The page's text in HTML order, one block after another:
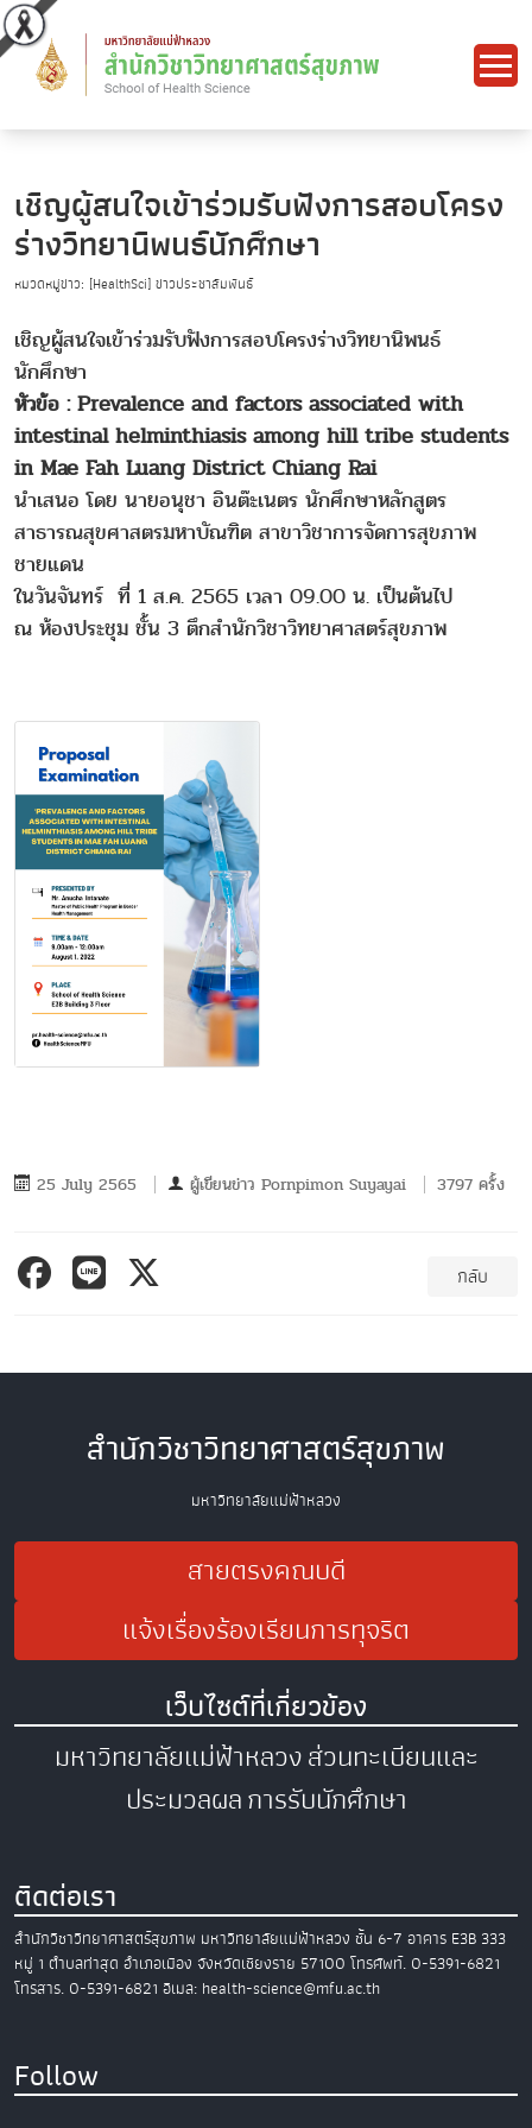
เชิญผู้สนใจเข้าร่วมรับฟังการสอบโครง
ร่างวิทยานิพนธ์นักศึกษา
หมวดหมู่ข่าว: [HealthSci] ข่าวประชาสัมพันธ์
เชิญผู้สนใจเข้าร่วมรับฟังการสอบโครงร่างวิทยานิพนธ์
นักศึกษา
หัวข้อ : Prevalence and factors associated with
intestinal helminthiasis among hill tribe students
in Mae Fah Luang District Chiang Rai
นำเสนอ โดย นายอนุชา อินต๊ะเนตร นักศึกษาหลักสูตร
สาธารณสุขศาสตรมหาบัณฑิต สาขาวิชาการจัดการสุขภาพ
ชายแดน
ในวันจันทร์ ที่ 1 ส.ค. 2565 เวลา 09.00 น. เป็นต้นไป
ณ ห้องประชุม ชั้น 3 ตึกสำนักวิชาวิทยาศาสตร์สุขภาพ
25 July 2565 ผู้เขียนข่าว Pornpimon Suyayai 3797 ครั้ง
กลับ
สำนักวิชาวิทยาศาสตร์สุขภาพ
มหาวิทยาลัยแม่ฟ้าหลวง
สายตรงคณบดี
แจ้งเรื่องร้องเรียนการทุจริต
เว็บไซต์ที่เกี่ยวข้อง
มหาวิทยาลัยแม่ฟ้าหลวงส่วนทะเบียนและ
ประมวลผลการรับนักศึกษา
ติดต่อเรา
สำนักวิชาวิทยาศาสตร์สุขภาพ มหาวิทยาลัยแม่ฟ้าหลวง ชั้น 6-7 อาคาร E3B 333
หมู่ 1 ตำบลท่าสุด อำเภอเมือง จังหวัดเชียงราย 57100 โทรศัพท์. 0-5391-6821
โทรสาร. 0-5391-6821 อีเมล: health-science@mfu.ac.th
Follow